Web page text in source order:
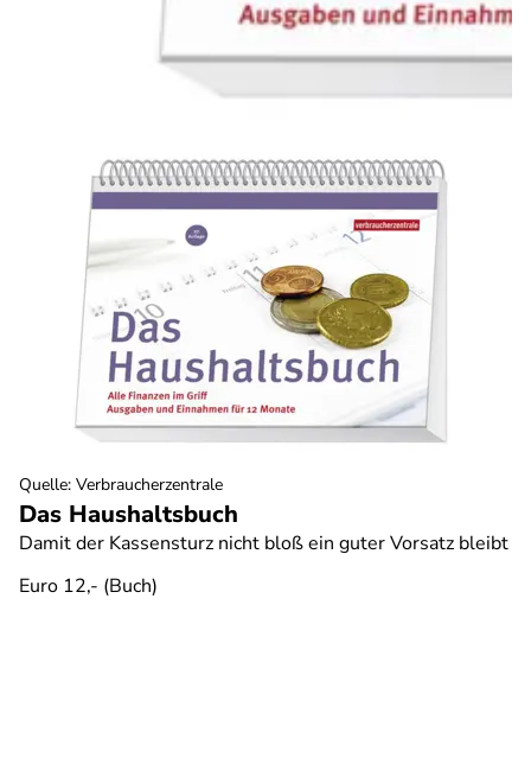
Das Haushaltsbuch
Damit der Kassensturz nicht bloß ein guter Vorsatz bleibt
Euro 12,- (Buch)
Quelle: Verbraucherzentrale